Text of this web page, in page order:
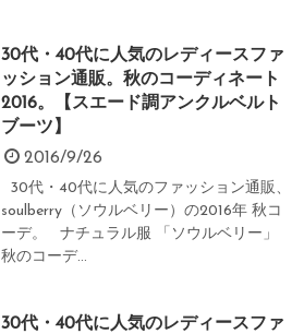
30代・40代に人気のレディースファ
ッション通販。秋のコーディネート
2016。【スエード調アンクルベルト
ブーツ】
2016/9/26
30代・40代に人気のファッション通販、
soulberry（ソウルベリー）の2016年 秋コ
ーデ。 ナチュラル服 「ソウルベリー」
秋のコーデ...
30代・40代に人気のレディースファ